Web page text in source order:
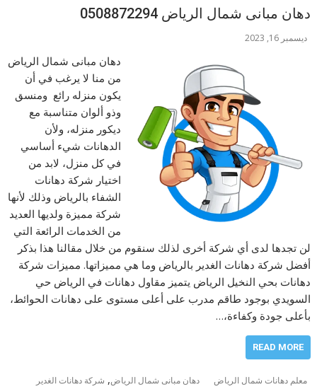
دهان مبانى شمال الرياض 0508872294
ديسمبر 16, 2023
دهان مبانى شمال الرياض
من منا لا يرغب في أن
يكون منزله رائع ومنسق
وذو ألوان متناسبة مع
ديكور منزله، ولأن
الدهانات شيء أساسي
في كل منزل، لابد من
اختيار شركة دهانات
الشفاء بالرياض وذلك لأنها
شركة مميزة ولديها العديد
من الخدمات الرائعة التي
لن تجدها لدى أي شركة أخرى لذلك سنقوم من خلال مقالنا هذا بذكر
أفضل شركة دهانات الغدير بالرياض وما هي مميزاتها. مميزات شركة
دهانات بحي النخيل الرياض يتميز مقاول دهانات في الرياض حي
السويدي بوجود طاقم مدرب على أعلى مستوى على دهانات الحوائط،
بأعلى جودة وكفاءة،…
READ MORE
معلم دهانات شمال الرياض دهان مبانى شمال الرياض, شركة دهانات الغدير